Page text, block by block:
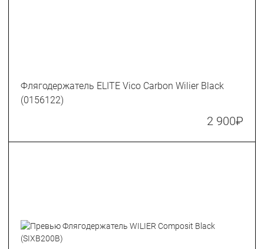
Флягодержатель ELITE Vico Carbon Wilier Black
(0156122)
2 900₽